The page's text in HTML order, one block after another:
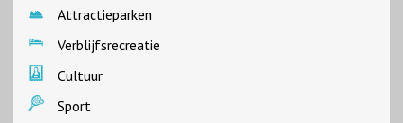
Attractieparken
Verblijfsrecreatie
Cultuur
Sport